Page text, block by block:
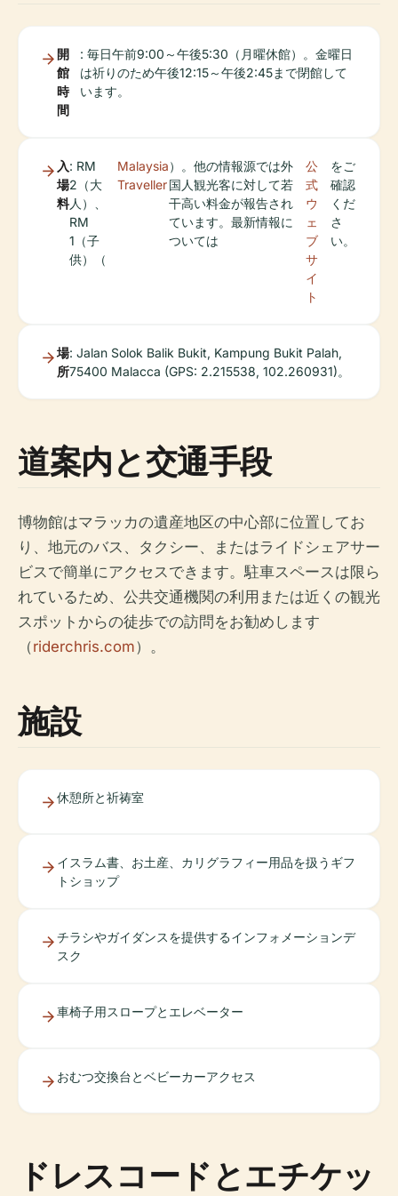
開
館
時
間
: 毎日午前9:00～午後5:30（月曜休館）。金曜日
は祈りのため午後12:15～午後2:45まで閉館して
います。
入
場
料
: RM
2（大
人）、
RM
1（子
供）（
Malaysia
Traveller
）。他の情報源では外
国人観光客に対して若
干高い料金が報告され
ています。最新情報に
ついては
公
式
ウ
ェ
ブ
サ
イ
ト
をご
確認
くだ
さ
い。
場
所
: Jalan Solok Balik Bukit, Kampung Bukit Palah,
75400 Malacca (GPS: 2.215538, 102.260931)。
道案内と交通手段
博物館はマラッカの遺産地区の中心部に位置してお
り、地元のバス、タクシー、またはライドシェアサー
ビスで簡単にアクセスできます。駐車スペースは限ら
れているため、公共交通機関の利用または近くの観光
スポットからの徒歩での訪問をお勧めします
（riderchris.com）。
施設
休憩所と祈祷室
イスラム書、お土産、カリグラフィー用品を扱うギフ
トショップ
チラシやガイダンスを提供するインフォメーションデ
スク
車椅子用スロープとエレベーター
おむつ交換台とベビーカーアクセス
ドレスコードとエチケッ